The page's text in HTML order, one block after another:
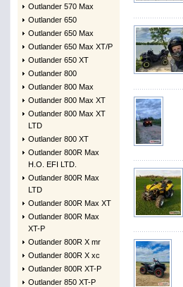
Outlander 570 Max
Outlander 650
Outlander 650 Max
Outlander 650 Max XT/P
Outlander 650 XT
Outlander 800
Outlander 800 Max
Outlander 800 Max XT
Outlander 800 Max XT
LTD
Outlander 800 XT
Outlander 800R Max
H.O. EFI LTD.
Outlander 800R Max
LTD
Outlander 800R Max XT
Outlander 800R Max
XT-P
Outlander 800R X mr
Outlander 800R X xc
Outlander 800R XT-P
Outlander 850 XT-P